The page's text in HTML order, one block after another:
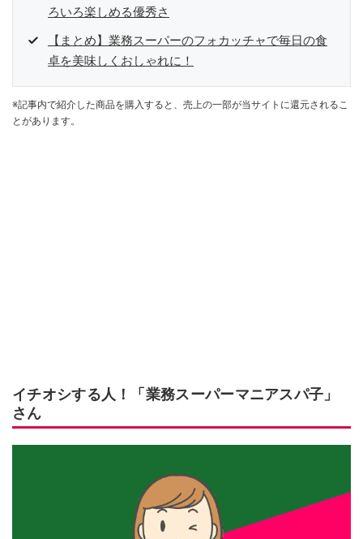
ろいろ楽しめる優秀さ
【まとめ】業務スーパーのフォカッチャで毎日の食
卓を美味しくおしゃれに！
※記事内で紹介した商品を購入すると、売上の一部が当サイトに還元されるこ
とがあります。
イチオシする人！「業務スーパーマニアスパ子」
さん